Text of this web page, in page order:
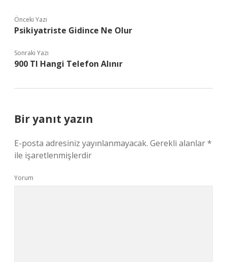
Önceki Yazı
Psikiyatriste Gidince Ne Olur
Sonraki Yazı
900 Tl Hangi Telefon Alınır
Bir yanıt yazın
E-posta adresiniz yayınlanmayacak. Gerekli alanlar*
ile işaretlenmişlerdir
Yorum